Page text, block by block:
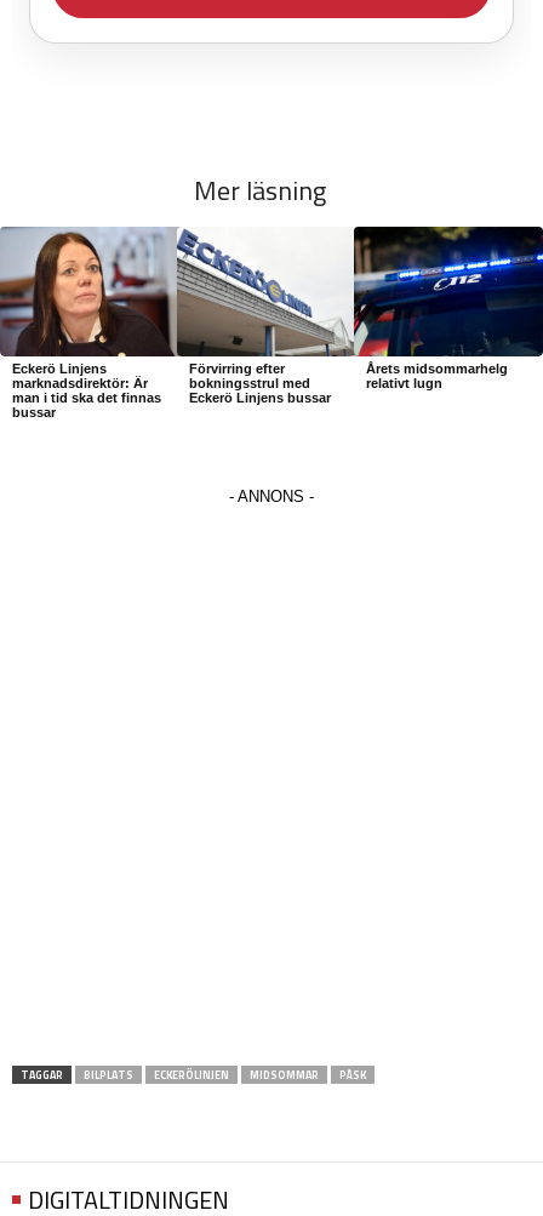
Mer läsning
Eckerö Linjens
marknadsdirektör: Är
man i tid ska det finnas
bussar
Förvirring efter
bokningsstrul med
Eckerö Linjens bussar
Årets midsommarhelg
relativt lugn
TAGGAR BILPLATS ECKERÖLINJEN MIDSOMMAR PÅSK
DIGITALTIDNINGEN